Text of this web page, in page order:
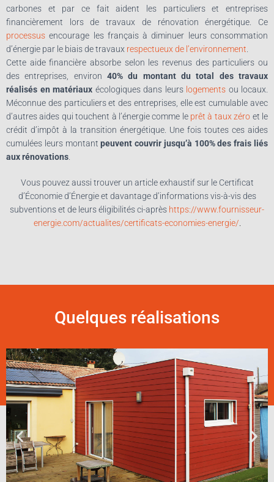
carbones et par ce fait aident les particuliers et entreprises
financièrement lors de travaux de rénovation énergétique. Ce
processus encourage les français à diminuer leurs consommation
d’énergie par le biais de travaux respectueux de l’environnement
Cette aide financière absorbe selon les revenus des particuliers ou
des entreprises, environ 40% du montant du total des travaux
réalisés en matériaux écologiques dans leurs logements ou locaux.
Méconnue des particuliers et des entreprises, elle est cumulable avec
d’autres aides qui touchent à l’énergie comme le prêt à taux zéro et le
crédit d’impôt à la transition énergétique. Une fois toutes ces aides
cumulées leurs montantpeuvent couvrir jusqu’à 100% des frais liés
aux rénovations
Vous pouvez aussi trouver un article exhaustif sur le Certificat
d’Économie d’Énergie et davantage d’informations vis-à-vis des
subventions et de leurs éligibilités ci-après https://www.fournisseur-
energie.com/actualites/certificats-economies-energie/
Quelques réalisations